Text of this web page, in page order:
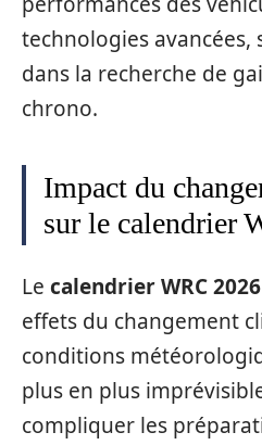
technologies
dans la recherche de
chrono.
Impact du
sur le calendrier
Le calendrier WRC 2026
effets du changement
conditions
plus en plus
compliquer les